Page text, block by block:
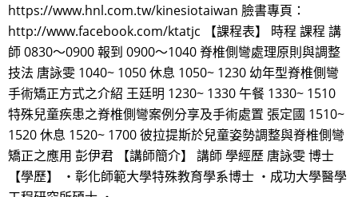
https://www.hnl.com.tw/kinesiotaiwan 臉書專頁：
http://www.facebook.com/ktatjc 【課程表】 時程 課程 講
師 0830～0900 報到 0900～1040 脊椎側彎處理原則與調整
技法 唐詠雯 1040~ 1050 休息 1050~ 1230 幼年型脊椎側彎
手術矯正方式之介紹 王廷明 1230~ 1330 午餐 1330~ 1510
特殊兒童疾患之脊椎側彎案例分享及手術處置 張定國 1510~
1520 休息 1520~ 1700 彼拉提斯於兒童姿勢調整與脊椎側彎
矯正之應用 彭伊君 【講師簡介】 講師 學經歷 唐詠雯 博士
【學歷】 ・彰化師範大學特殊教育學系博士 ・成功大學醫學